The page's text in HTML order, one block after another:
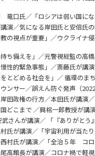
口氏／「ロシアは弱い国に
演／気になる岸田氏と安倍氏
の視点が重要」／ウクライナ
ち備えを」／元警視総監の高
性的緊急事態」／斎藤氏が講
とどめる社会を」／ 循環のま
ンサー／誤えん防ぐ発声（
田政権の行方／本田氏が講演
どこまで ／興梠一郎教授が講
さんが講演／ 「『ありがとう
氏が講演／「宇宙利用が当た
村氏が講演／「全治５年 コ
高館長が講演／コロナ禍で軽